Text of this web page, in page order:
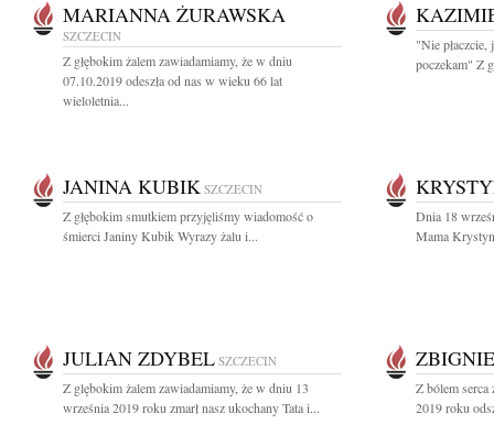
MARIANNA ŻURAWSKA
SZCZECIN
Z głębokim żalem zawiadamiamy, że w dniu
07.10.2019 odeszła od nas w wieku 66 lat
wieloletnia...
"Nie
poczekam" Z
JANINA KUBIK SZCZECIN
Z głębokim smutkiem przyjęliśmy wiadomość o
śmierci Janiny Kubik Wyrazy żalu i...
Dnia 18
Mama
JULIAN ZDYBEL SZCZECIN
Z glębokim żalem zawiadamiamy, że w dniu 13
września 2019 roku zmarł nasz ukochany Tata i...
Z bólem serca
2019 roku